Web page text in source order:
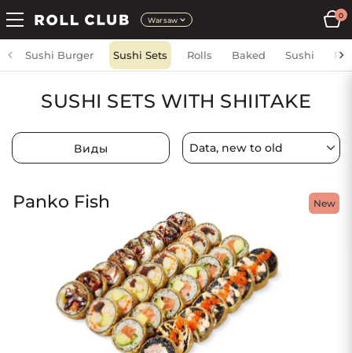
Warsaw
0
Sushi Burger Sushi Sets Rolls Baked Sushi
SUSHI SETS WITH SHIITAKE
Виды
New
Panko Fish